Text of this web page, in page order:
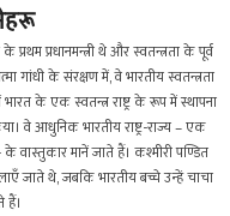
प्रधानमन्त्री थे और स्वतन्त्रता के पूर्व
गांधी के संरक्षण में, वे भारतीय स्वतन्त्रता
के एक स्वतन्त्र राष्ट्र के रूप में स्थापना
वे आधुनिक भारतीय राष्ट्र-राज्य – एक
के वास्तुकार मानें जाते हैं। कश्मीरी पण्डित
जाते थे, जबकि भारतीय बच्चे उन्हें चाचा
हैं।